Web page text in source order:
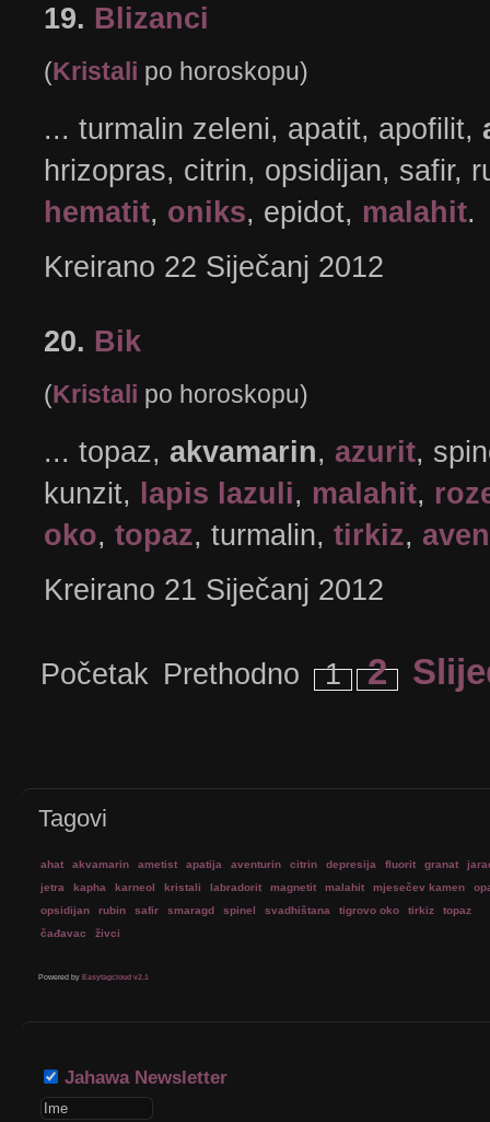
19. Blizanci
(Kristali po horoskopu)
... turmalin zeleni, apatit, apofilit,
hrizopras, citrin, opsidijan, safir,
hematit, oniks, epidot, malahit.
Kreirano 22 Siječanj 2012
20. Bik
(Kristali po horoskopu)
... topaz, akvamarin, azurit,
kunzit, lapis lazuli, malahit,
oko, topaz, turmalin, tirkiz,
Kreirano 21 Siječanj 2012
Početak Prethodno 1 2
Tagovi
ahat akvamarin ametist apatija aventurin citrin depresija fluorit granat
jetra
kapha karneol kristali labradorit magnetit malahit mjesečev kamen
opsidijan
rubin safir smaragd spinel svadhištana tigrovo oko tirkiz
topaz
čađavac
živci
Powered by Easytagcloud v2.1
Jahawa Newsletter